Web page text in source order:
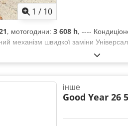
1 / 10
, мотогодини: 3 608 h, ----
механізм швидкої заміни
інше
Good Year 26